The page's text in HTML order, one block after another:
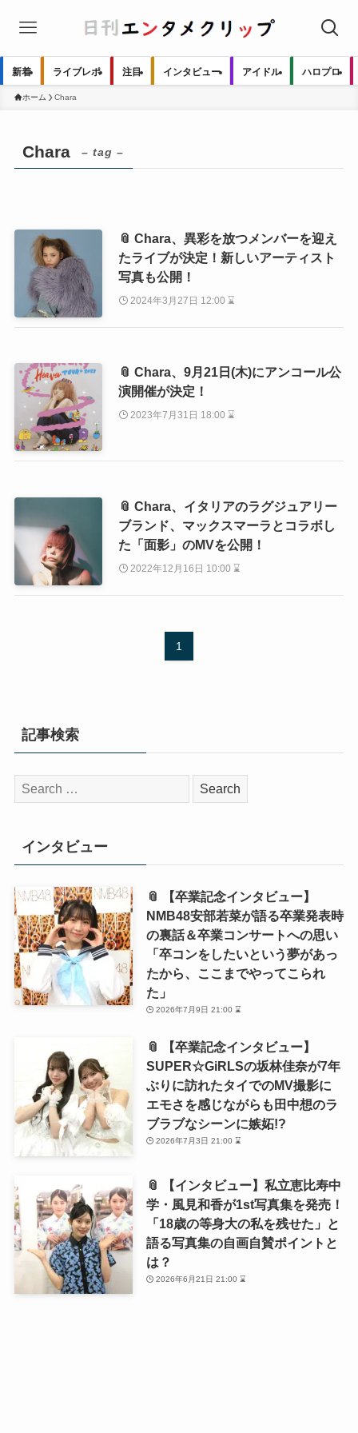
新着 ライブレポ 注目 インタビュー アイドル ハロプロ
ホーム Chara
Chara – tag –
📎 Chara、異彩を放つメンバーを迎え
たライブが決定！新しいアーティスト
写真も公開！
2024年3月27日 12:00 ⌛
📎 Chara、9月21日(木)にアンコール公
演開催が決定！
2023年7月31日 18:00 ⌛
📎 Chara、イタリアのラグジュアリー
ブランド、マックスマーラとコラボし
た「面影」のMVを公開！
2022年12月16日 10:00 ⌛
1
記事検索
検
索:
インタビュー
📎 【卒業記念インタビュー】
NMB48安部若菜が語る卒業発表時
の裏話＆卒業コンサートへの思い
「卒コンをしたいという夢があっ
たから、ここまでやってこられ
た」
2026年7月9日 21:00 ⌛
📎 【卒業記念インタビュー】
SUPER☆GiRLSの坂林佳奈が7年
ぶりに訪れたタイでのMV撮影に
エモさを感じながらも田中想のラ
ブラブなシーンに嫉妬!?
2026年7月3日 21:00 ⌛
📎 【インタビュー】私立恵比寿中
学・風見和香が1st写真集を発売！
「18歳の等身大の私を残せた」と
語る写真集の自画自賛ポイントと
は？
2026年6月21日 21:00 ⌛